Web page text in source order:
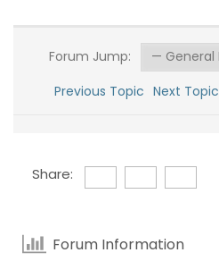
Forum Jump:
Previous Topic Next Topic
Share:
Forum Information